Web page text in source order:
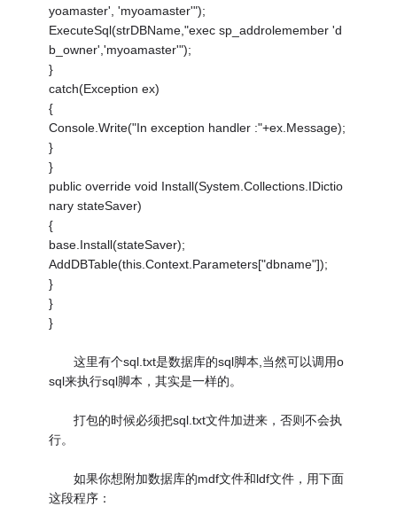
yoamaster', 'myoamaster'");
ExecuteSql(strDBName,"exec sp_addrolemember 'd
b_owner','myoamaster'");
}
catch(Exception ex)
{
Console.Write("In exception handler :"+ex.Message);
}
}
public override void Install(System.Collections.IDictio
nary stateSaver)
{
base.Install(stateSaver);
AddDBTable(this.Context.Parameters["dbname"]);
}
}
}
这里有个sql.txt是数据库的sql脚本,当然可以调用o
sql来执行sql脚本，其实是一样的。
打包的时候必须把sql.txt文件加进来，否则不会执
行。
如果你想附加数据库的mdf文件和ldf文件，用下面
这段程序：